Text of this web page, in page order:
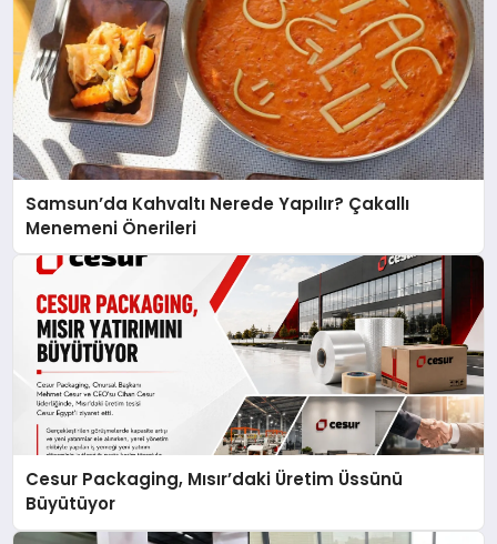
Samsun’da Kahvaltı Nerede Yapılır? Çakallı
Menemeni Önerileri
Cesur Packaging, Mısır’daki Üretim Üssünü
Büyütüyor